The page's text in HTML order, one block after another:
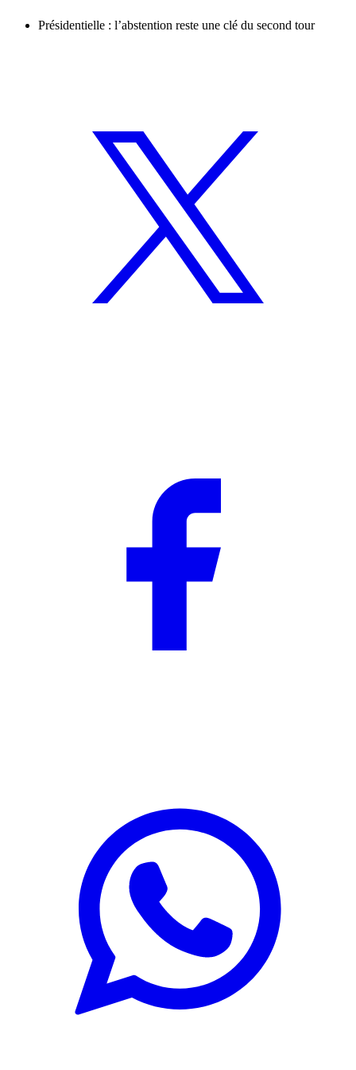
Présidentielle : l’abstention reste une clé du second tour